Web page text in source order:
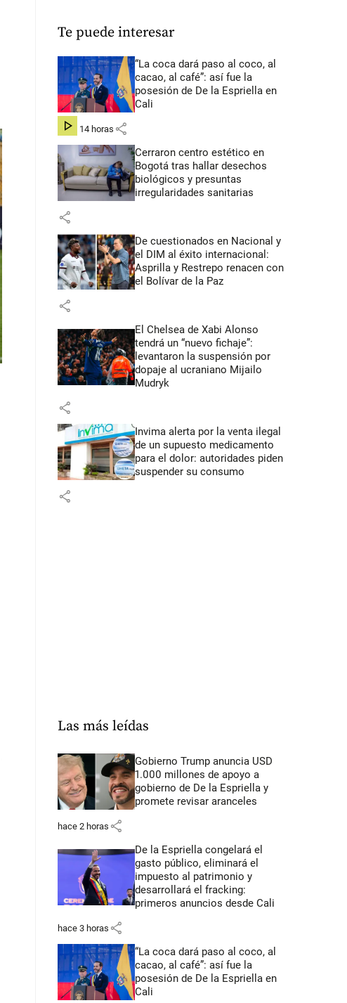
Te puede interesar
“La coca dará paso al coco, al
cacao, al café”: así fue la
posesión de De la Espriella en
Cali
hace 14 horas share
Cerraron centro estético en
Bogotá tras hallar desechos
biológicos y presuntas
irregularidades sanitarias
share
De cuestionados en Nacional y
el DIM al éxito internacional:
Asprilla y Restrepo renacen con
el Bolívar de la Paz
share
El Chelsea de Xabi Alonso
tendrá un “nuevo fichaje”:
levantaron la suspensión por
dopaje al ucraniano Mijailo
Mudryk
share
Invima alerta por la venta ilegal
de un supuesto medicamento
para el dolor: autoridades piden
suspender su consumo
share
Las más leídas
Gobierno Trump anuncia USD
1.000 millones de apoyo a
gobierno de De la Espriella y
promete revisar aranceles
hace 2 horas share
De la Espriella congelará el
gasto público, eliminará el
impuesto al patrimonio y
desarrollará el fracking:
primeros anuncios desde Cali
hace 3 horas share
“La coca dará paso al coco, al
cacao, al café”: así fue la
posesión de De la Espriella en
Cali